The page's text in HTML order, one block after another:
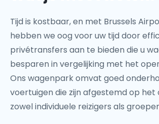
Tijd is kostbaar, en met Brussels
hebben we oog voor uw tijd door
privétransfers aan te bieden die u
besparen in vergelijking met het
Ons wagenpark omvat goed
voertuigen die zijn afgestemd op
zowel individuele reizigers als